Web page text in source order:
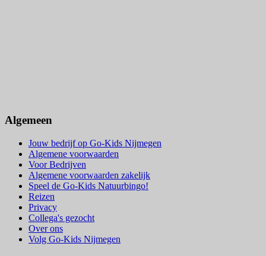
Algemeen
Jouw bedrijf op Go-Kids Nijmegen
Algemene voorwaarden
Voor Bedrijven
Algemene voorwaarden zakelijk
Speel de Go-Kids Natuurbingo!
Reizen
Privacy
Collega's gezocht
Over ons
Volg Go-Kids Nijmegen